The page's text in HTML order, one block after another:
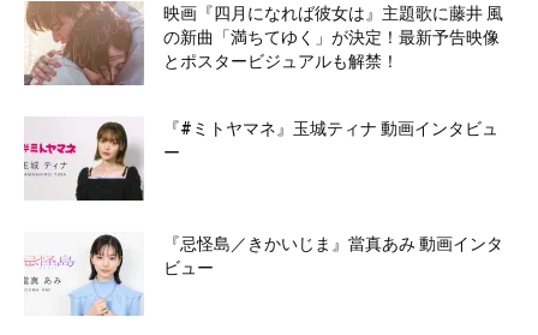
映画『四月になれば彼女は』主題歌に藤井 風
の新曲「満ちてゆく」が決定！最新予告映像
とポスタービジュアルも解禁！
『#ミトヤマネ』玉城ティナ 動画インタビュ
ー
『忌怪島／きかいじま』當真あみ 動画インタ
ビュー